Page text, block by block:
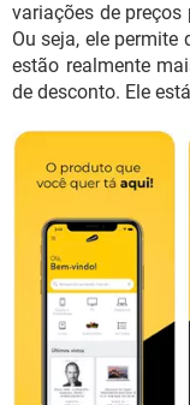
variações de preços
Ou seja, ele permite
estão realmente
de desconto. Ele